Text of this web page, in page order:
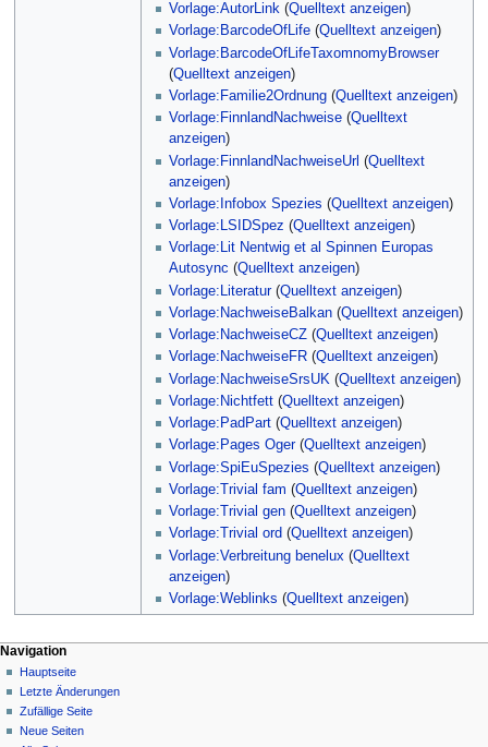
Vorlage:AutorLink (Quelltext anzeigen)
Vorlage:BarcodeOfLife (Quelltext anzeigen)
Vorlage:BarcodeOfLifeTaxomnomyBrowser
(Quelltext anzeigen)
Vorlage:Familie2Ordnung (Quelltext anzeigen)
Vorlage:FinnlandNachweise (Quelltext
anzeigen)
Vorlage:FinnlandNachweiseUrl (Quelltext
anzeigen)
Vorlage:Infobox Spezies (Quelltext anzeigen)
Vorlage:LSIDSpez (Quelltext anzeigen)
Vorlage:Lit Nentwig et al Spinnen Europas
Autosync (Quelltext anzeigen)
Vorlage:Literatur(Quelltext anzeigen)
Vorlage:NachweiseBalkan (Quelltext anzeigen)
Vorlage:NachweiseCZ (Quelltext anzeigen)
Vorlage:NachweiseFR (Quelltext anzeigen)
Vorlage:NachweiseSrsUK (Quelltext anzeigen)
Vorlage:Nichtfett (Quelltext anzeigen)
Vorlage:PadPart (Quelltext anzeigen)
Vorlage:Pages Oger(Quelltext anzeigen)
Vorlage:SpiEuSpezies (Quelltext anzeigen)
Vorlage:Trivial fam (Quelltext anzeigen)
Vorlage:Trivial gen (Quelltext anzeigen)
Vorlage:Trivial ord (Quelltext anzeigen)
Vorlage:Verbreitung benelux (Quelltext
anzeigen)
Vorlage:Weblinks (Quelltext anzeigen)
Navigation
Hauptseite
Letzte Änderungen
Zufällige Seite
Neue Seiten